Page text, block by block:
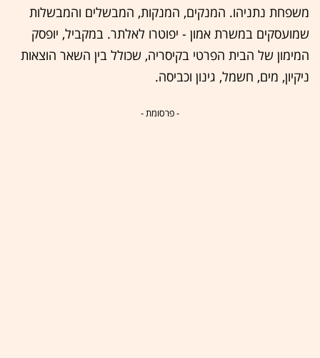
משפחת נתניהו. המנקים, המנקות, המבשלים והמבשלות
שמועסקים במשרת אמון - יפוטרו לאלתר. במקביל, יופסק
המימון של הבית הפרטי בקיסריה, שכולל בין השאר הוצאות
ניקיון, מים, חשמל, גינון וכביסה.
- פרסומת -